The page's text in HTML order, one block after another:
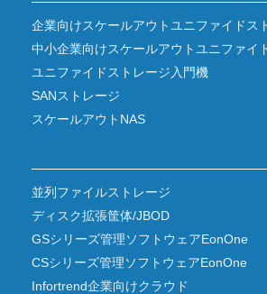
企業向けスケールアウトユニファイドス
中小企業向けスケールアウトユニファイ
ユニファイドストレージ入門機
SANストレージ
スケールアウトNAS
並列ファイルストレージ
ディスク拡張筐体/JBOD
GSシリーズ管理ソフトウェアEonOne
CSシリーズ管理ソフトウェアEonOne
Infortrend企業向けクラウド